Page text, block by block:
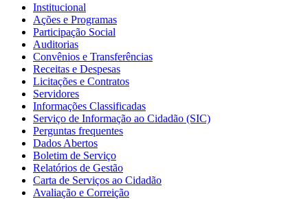
Institucional
Ações e Programas
Participação Social
Auditorias
Convênios e Transferências
Receitas e Despesas
Licitações e Contratos
Servidores
Informações Classificadas
Serviço de Informação ao Cidadão (SIC)
Perguntas frequentes
Dados Abertos
Boletim de Serviço
Relatórios de Gestão
Carta de Serviços ao Cidadão
Avaliação e Correição